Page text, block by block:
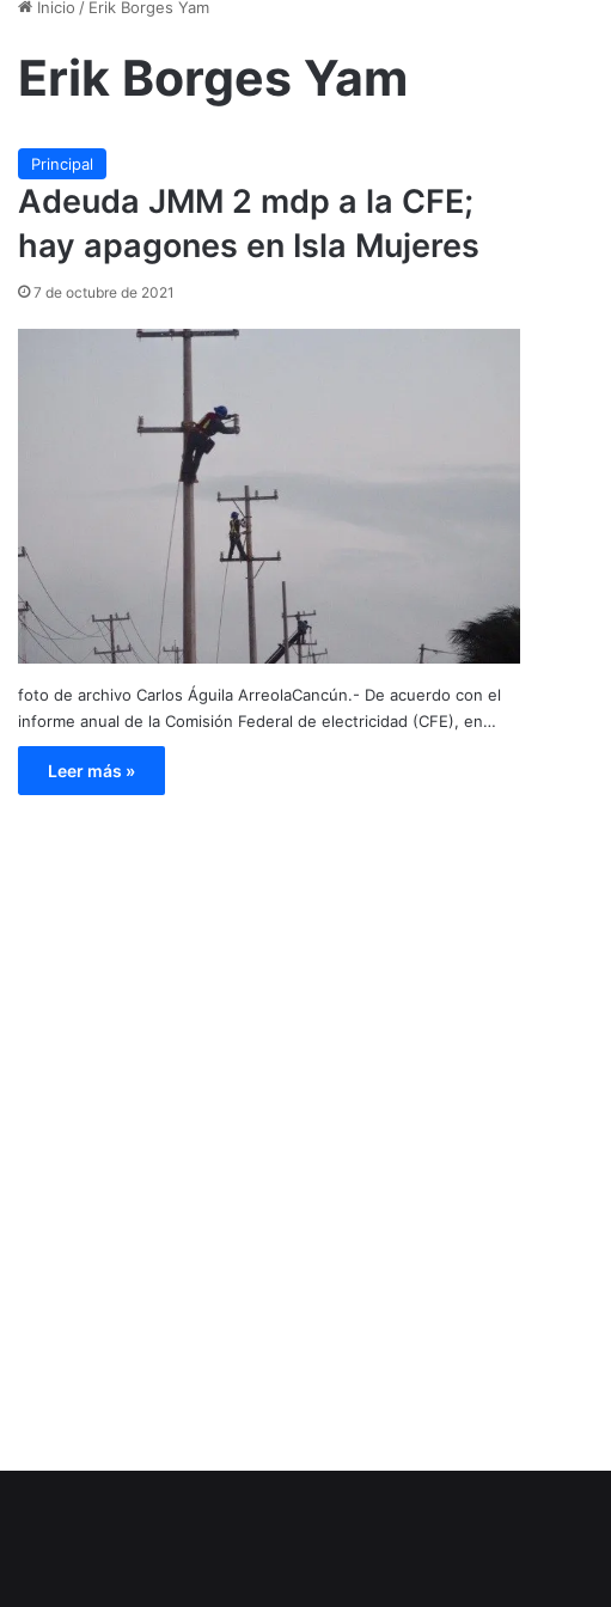
Inicio / Erik Borges Yam
Erik Borges Yam
Principal
Adeuda JMM 2 mdp a la CFE;
hay apagones en Isla Mujeres
7 de octubre de 2021
foto de archivo Carlos Águila ArreolaCancún.- De acuerdo con el
informe anual de la Comisión Federal de electricidad (CFE), en…
Leer más »